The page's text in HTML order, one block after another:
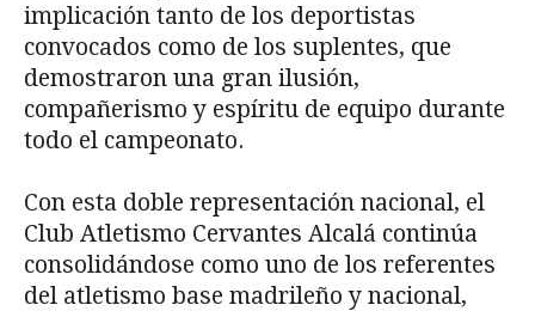
implicación tanto de los deportistas
convocados como de los suplentes, que
demostraron una gran ilusión,
compañerismo y espíritu de equipo durante
todo el campeonato.
Con esta doble representación nacional, el
Club Atletismo Cervantes Alcalá continúa
consolidándose como uno de los referentes
del atletismo base madrileño y nacional,